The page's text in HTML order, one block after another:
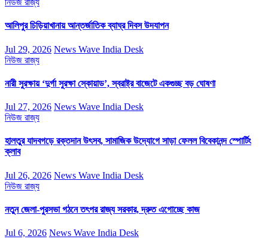
নিউজ রাজ্য
আলিপুর চিড়িয়াখানায় আন্তর্জাতিক ব্যাঘ্র দিবস উদযাপন
Jul 29, 2026 News Wave India Desk
নিউজ রাজ্য
নারী সুরক্ষায় ‘দুর্গা সুরক্ষা স্কোয়াড’, স্বরাষ্ট্র বাজেটে একগুচ্ছ বড় ঘোষণা
Jul 27, 2026 News Wave India Desk
নিউজ রাজ্য
হালতুর যাদবগড়ে রক্তদান উৎসব, সামাজিক উদ্যোগে সাড়া ফেলল বিবেকানন্দ স্পোর্টিং
ক্লাব
Jul 26, 2026 News Wave India Desk
নিউজ রাজ্য
নতুন জেলা-পুরসভা গঠনে তৎপর রাজ্য সরকার, দ্রুত এগোচ্ছে কাজ
Jul 6, 2026 News Wave India Desk